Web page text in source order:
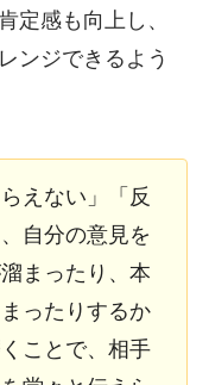
定感も向上し、
ンジできるよう
えない」「反
自分の意見を
まったり、本
ったりするか
ことで、相手